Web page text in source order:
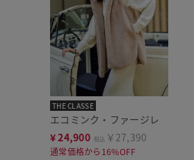
THE CLASSE
エコミンク・ファージレ
¥24,900 税込 ￥27,390
通常価格から16%OFF